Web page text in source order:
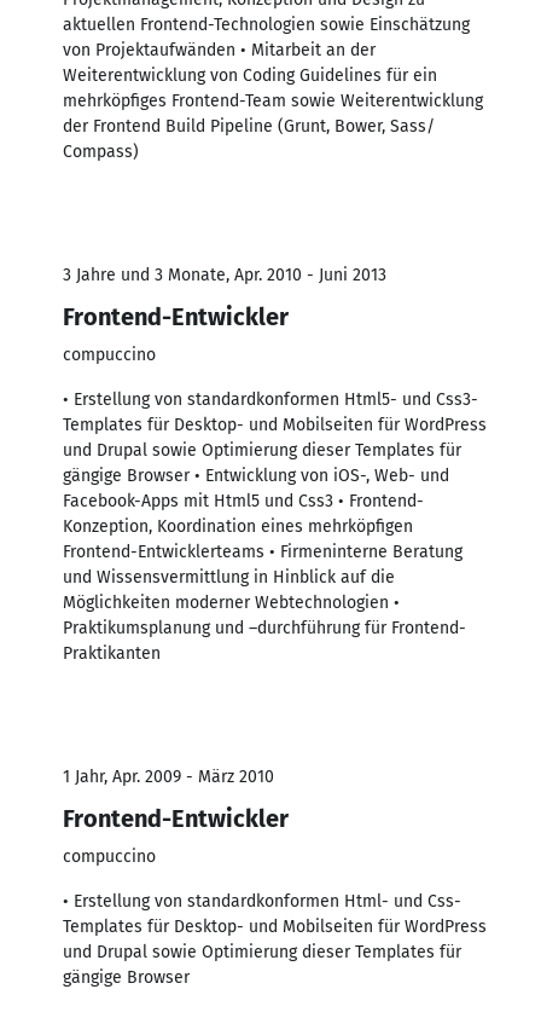
aktuellen Frontend-Technologien sowie Einschätzung
von Projektaufwänden • Mitarbeit an der
Weiterentwicklung von Coding Guidelines für ein
mehrköpfiges Frontend-Team sowie Weiterentwicklung
der Frontend Build Pipeline (Grunt, Bower, Sass/
Compass)
3 Jahre und 3 Monate, Apr. 2010 - Juni 2013
Frontend-Entwickler
compuccino
• Erstellung von standardkonformen Html5- und Css3-
Templates für Desktop- und Mobilseiten für WordPress
und Drupal sowie Optimierung dieser Templates für
gängige Browser • Entwicklung von iOS-, Web- und
Facebook-Apps mit Html5 und Css3 • Frontend-
Konzeption, Koordination eines mehrköpfigen
Frontend-Entwicklerteams • Firmeninterne Beratung
und Wissensvermittlung in Hinblick auf die
Möglichkeiten moderner Webtechnologien •
Praktikumsplanung und –durchführung für Frontend-
Praktikanten
1 Jahr, Apr. 2009 - März 2010
Frontend-Entwickler
compuccino
• Erstellung von standardkonformen Html- und Css-
Templates für Desktop- und Mobilseiten für WordPress
und Drupal sowie Optimierung dieser Templates für
gängige Browser